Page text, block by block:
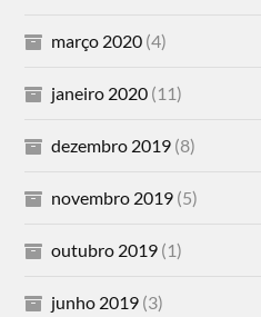
março 2020 (4)
janeiro 2020 (11)
dezembro 2019 (8)
novembro 2019 (5)
outubro 2019 (1)
junho 2019 (3)